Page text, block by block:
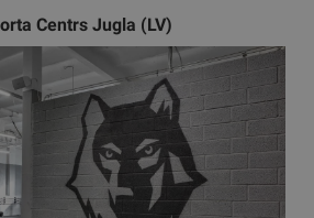
Centrs Jugla (LV)